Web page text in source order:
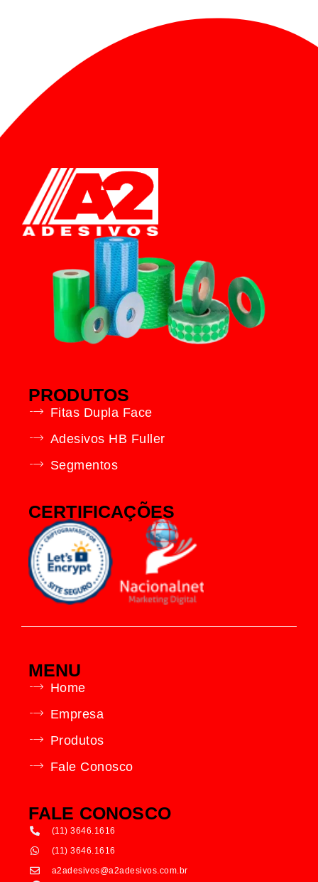
PRODUTOS
Fitas Dupla Face
Adesivos HB Fuller
Segmentos
CERTIFICAÇÕES
MENU
Home
Empresa
Produtos
Fale Conosco
FALE CONOSCO
(11) 3646.1616
(11) 3646.1616
a2adesivos@a2adesivos.com.br